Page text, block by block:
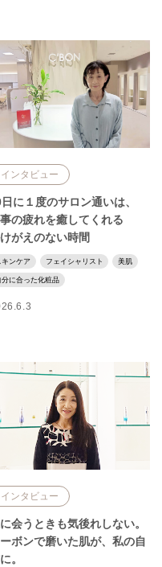
インタビュー
に１度のサロン通いは、
の疲れを癒してくれる
がえのない時間
キンケア フェイシャリスト 美肌
分に合った化粧品
インタビュー
会うときも気後れしない。
ボンで磨いた肌が、私の自
。